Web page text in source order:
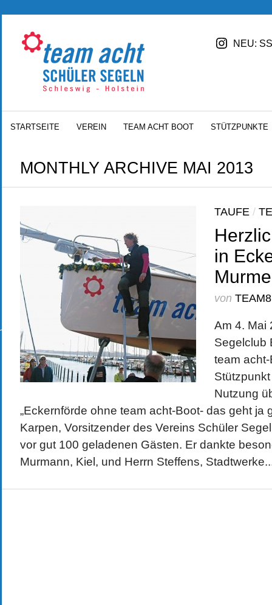
NEU:
STARTSEITE VEREIN TEAM ACHT BOOT STÜTZPUNKTE
MONTHLY ARCHIVE MAI 2013
TAUFE/
in
von TEAM8
Am 4. Mai
Segelclub
team
Nutzung
„Eckernförde ohne team acht-Boot- das geht ja
Karpen, Vorsitzender des Vereins Schüler
vor gut 100 geladenen Gästen. Er dankte
Murmann, Kiel, und Herrn Steffens,